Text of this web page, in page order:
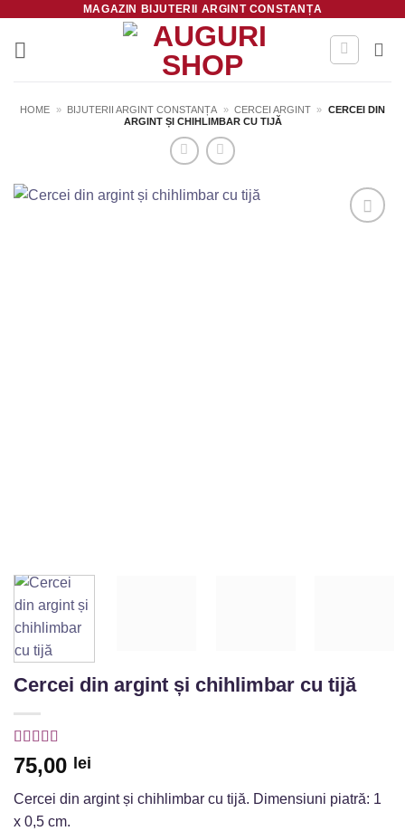
content
MAGAZIN BIJUTERII ARGINT CONSTANȚA
HOME » BIJUTERII ARGINT CONSTANȚA » CERCEI ARGINT » CERCEI DIN
ARGINT ȘI CHIHLIMBAR CU TIJĂ
Cercei din argint și chihlimbar cu tijă
Evaluat la 5
din 5 pe
singure
evaluări
75,00 lei
Cercei din argint și chihlimbar cu tijă. Dimensiuni piatră: 1
x 0,5 cm.